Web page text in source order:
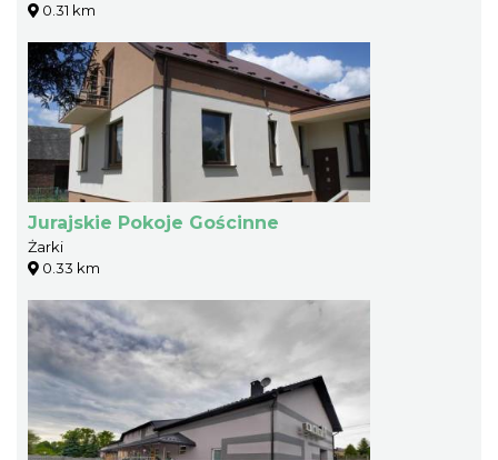
0.31 km
Jurajskie Pokoje Gościnne
Żarki
0.33 km